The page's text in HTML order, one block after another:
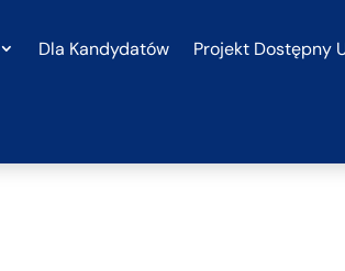
Dla Kandydatów Projekt Dostępny